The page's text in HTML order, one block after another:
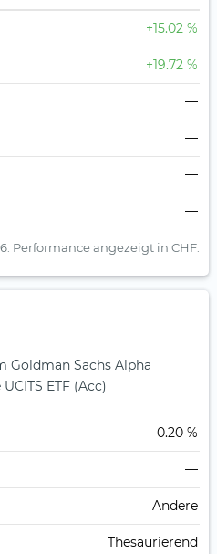
+15.02 %
+19.72 %
—
—
—
—
Performance angezeigt in CHF.
Sachs Alpha
ETF (Acc)
0.20 %
—
Andere
Thesaurierend